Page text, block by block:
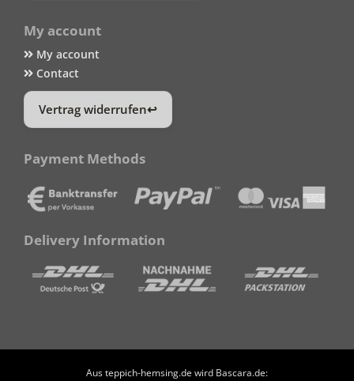
My account
My account
Contact
Vertrag widerrufen
Payment Methods
Delivery Information
Aus teppich-hemsing.de wird Bascara.de: